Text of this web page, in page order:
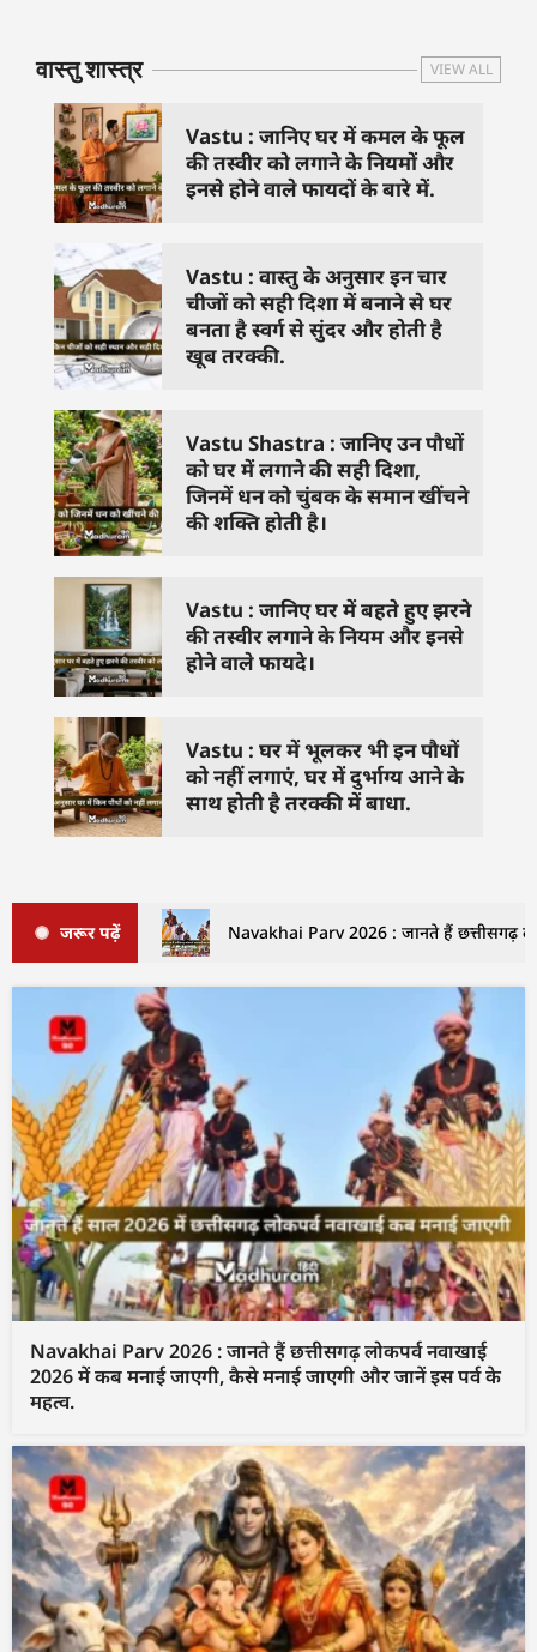
वास्तु शास्त्र VIEW ALL
Vastu : जानिए घर में कमल के फूल
की तस्वीर को लगाने के नियमों और
इनसे होने वाले फायदों के बारे में.
Vastu : वास्तु के अनुसार इन चार
चीजों को सही दिशा में बनाने से घर
बनता है स्वर्ग से सुंदर और होती है
खूब तरक्की.
Vastu Shastra : जानिए उन पौधों
को घर में लगाने की सही दिशा,
जिनमें धन को चुंबक के समान खींचने
की शक्ति होती है।
Vastu : जानिए घर में बहते हुए झरने
की तस्वीर लगाने के नियम और इनसे
होने वाले फायदे।
Vastu : घर में भूलकर भी इन पौधों
को नहीं लगाएं, घर में दुर्भाग्य आने के
साथ होती है तरक्की में बाधा.
जरूर पढ़ें Navakhai Parv 2026 : जानते हैं छत्तीसगढ़
Navakhai Parv 2026 : जानते हैं छत्तीसगढ़ लोकपर्व नवाखाई
2026 में कब मनाई जाएगी, कैसे मनाई जाएगी और जानें इस पर्व के
महत्व.